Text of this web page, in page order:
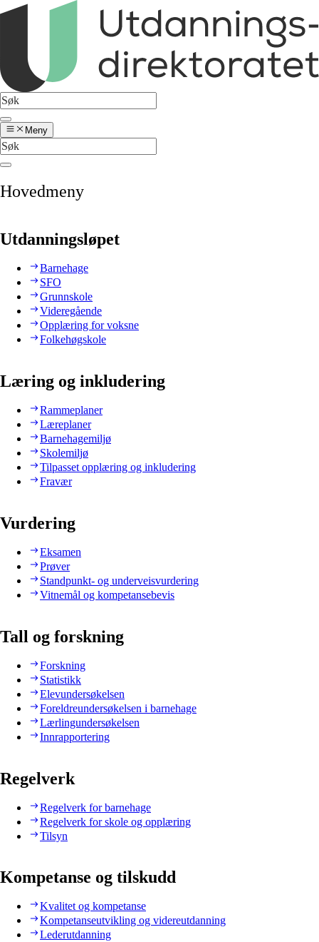
Meny
Hovedmeny
Utdanningsløpet
Barnehage
SFO
Grunnskole
Videregående
Opplæring for voksne
Folkehøgskole
Læring og inkludering
Rammeplaner
Læreplaner
Barnehagemiljø
Skolemiljø
Tilpasset opplæring og inkludering
Fravær
Vurdering
Eksamen
Prøver
Standpunkt- og underveisvurdering
Vitnemål og kompetansebevis
Tall og forskning
Forskning
Statistikk
Elevundersøkelsen
Foreldreundersøkelsen i barnehage
Lærlingundersøkelsen
Innrapportering
Regelverk
Regelverk for barnehage
Regelverk for skole og opplæring
Tilsyn
Kompetanse og tilskudd
Kvalitet og kompetanse
Kompetanseutvikling og videreutdanning
Lederutdanning